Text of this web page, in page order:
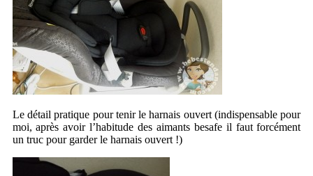
Le détail pratique pour tenir le harnais ouvert (indispensable pour
moi, après avoir l’habitude des aimants besafe il faut forcément
un truc pour garder le harnais ouvert !)